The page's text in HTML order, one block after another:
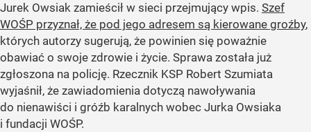
Jurek Owsiak zamieścił w sieci przejmujący wpis. Szef
WOŚP przyznał, że pod jego adresem są kierowane groźby,
których autorzy sugerują, że powinien się poważnie
obawiać o swoje zdrowie i życie. Sprawa została już
zgłoszona na policję. Rzecznik KSP Robert Szumiata
wyjaśnił, że zawiadomienia dotyczą nawoływania
do nienawiści i gróźb karalnych wobec Jurka Owsiaka
i fundacji WOŚP.